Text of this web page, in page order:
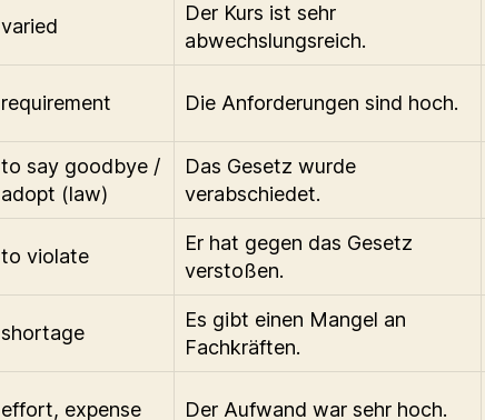
varied
Der Kurs ist sehr
abwechslungsreich.
requirement Die Anforderungen sind hoch.
to say goodbye /
adopt (law)
Das Gesetz wurde
verabschiedet.
to violate
Er hat gegen das Gesetz
verstoßen.
shortage
Es gibt einen Mangel an
Fachkräften.
effort, expense Der Aufwand war sehr hoch.